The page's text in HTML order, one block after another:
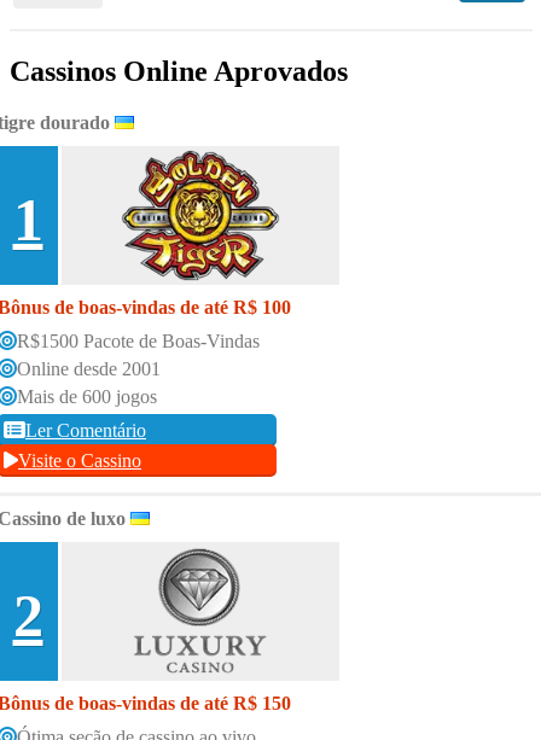
Cassinos Online Aprovados
dourado
1
de boas-vindas de até R$ 100
R$1500 Pacote de Boas-Vindas
Online desde 2001
Mais de 600 jogos
Ler Comentário
Visite o Cassino
de luxo
2
de boas-vindas de até R$ 150